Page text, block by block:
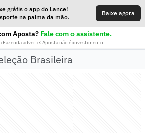
grátis o app do Lance!
na palma da mão.
Baixe agora
Aposta? Fale com o assistente.
Fazenda adverte: Aposta não é investimento
Brasileira